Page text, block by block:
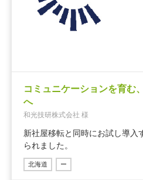
コミュニケーションを育む
へ
和光技研株式会社 様
新社屋移転と同時にお試し導入
られました。
北海道 ー